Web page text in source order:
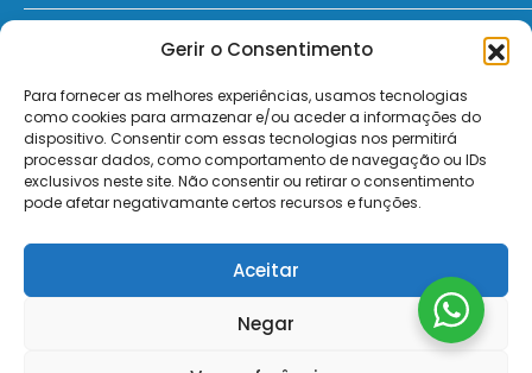
Gerir o Consentimento
Para fornecer as melhores experiências, usamos tecnologias
como cookies para armazenar e/ou aceder a informações do
dispositivo. Consentir com essas tecnologias nos permitirá
processar dados, como comportamento de navegação ou IDs
exclusivos neste site. Não consentir ou retirar o consentimento
pode afetar negativamante certos recursos e funções.
Aceitar
Negar
© 2026 - ElectroMatos - Todos os direitos reservados.
Site by VC.
Pagamentos Seguros MB | MB WAY | Transferência Bancária | Payshop | Visa | Mastercard | Visa